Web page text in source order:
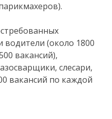
водители (около 1800
вакансий),
слесари,
вакансий по каждой